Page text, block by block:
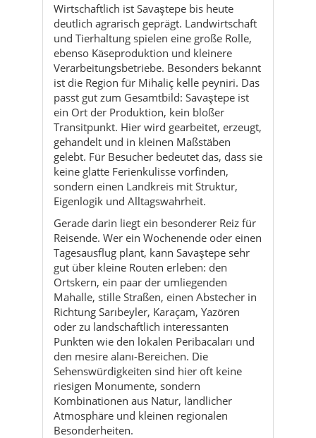
Wirtschaftlich ist Savaştepe bis heute
deutlich agrarisch geprägt. Landwirtschaft
und Tierhaltung spielen eine große Rolle,
ebenso Käseproduktion und kleinere
Verarbeitungsbetriebe. Besonders bekannt
ist die Region für Mihaliç kelle peyniri. Das
passt gut zum Gesamtbild: Savaştepe ist
ein Ort der Produktion, kein bloßer
Transitpunkt. Hier wird gearbeitet, erzeugt,
gehandelt und in kleinen Maßstäben
gelebt. Für Besucher bedeutet das, dass sie
keine glatte Ferienkulisse vorfinden,
sondern einen Landkreis mit Struktur,
Eigenlogik und Alltagswahrheit.
Gerade darin liegt ein besonderer Reiz für
Reisende. Wer ein Wochenende oder einen
Tagesausflug plant, kann Savaştepe sehr
gut über kleine Routen erleben: den
Ortskern, ein paar der umliegenden
Mahalle, stille Straßen, einen Abstecher in
Richtung Sarıbeyler, Karaçam, Yazören
oder zu landschaftlich interessanten
Punkten wie den lokalen Peribacaları und
den mesire alanı-Bereichen. Die
Sehenswürdigkeiten sind hier oft keine
riesigen Monumente, sondern
Kombinationen aus Natur, ländlicher
Atmosphäre und kleinen regionalen
Besonderheiten.